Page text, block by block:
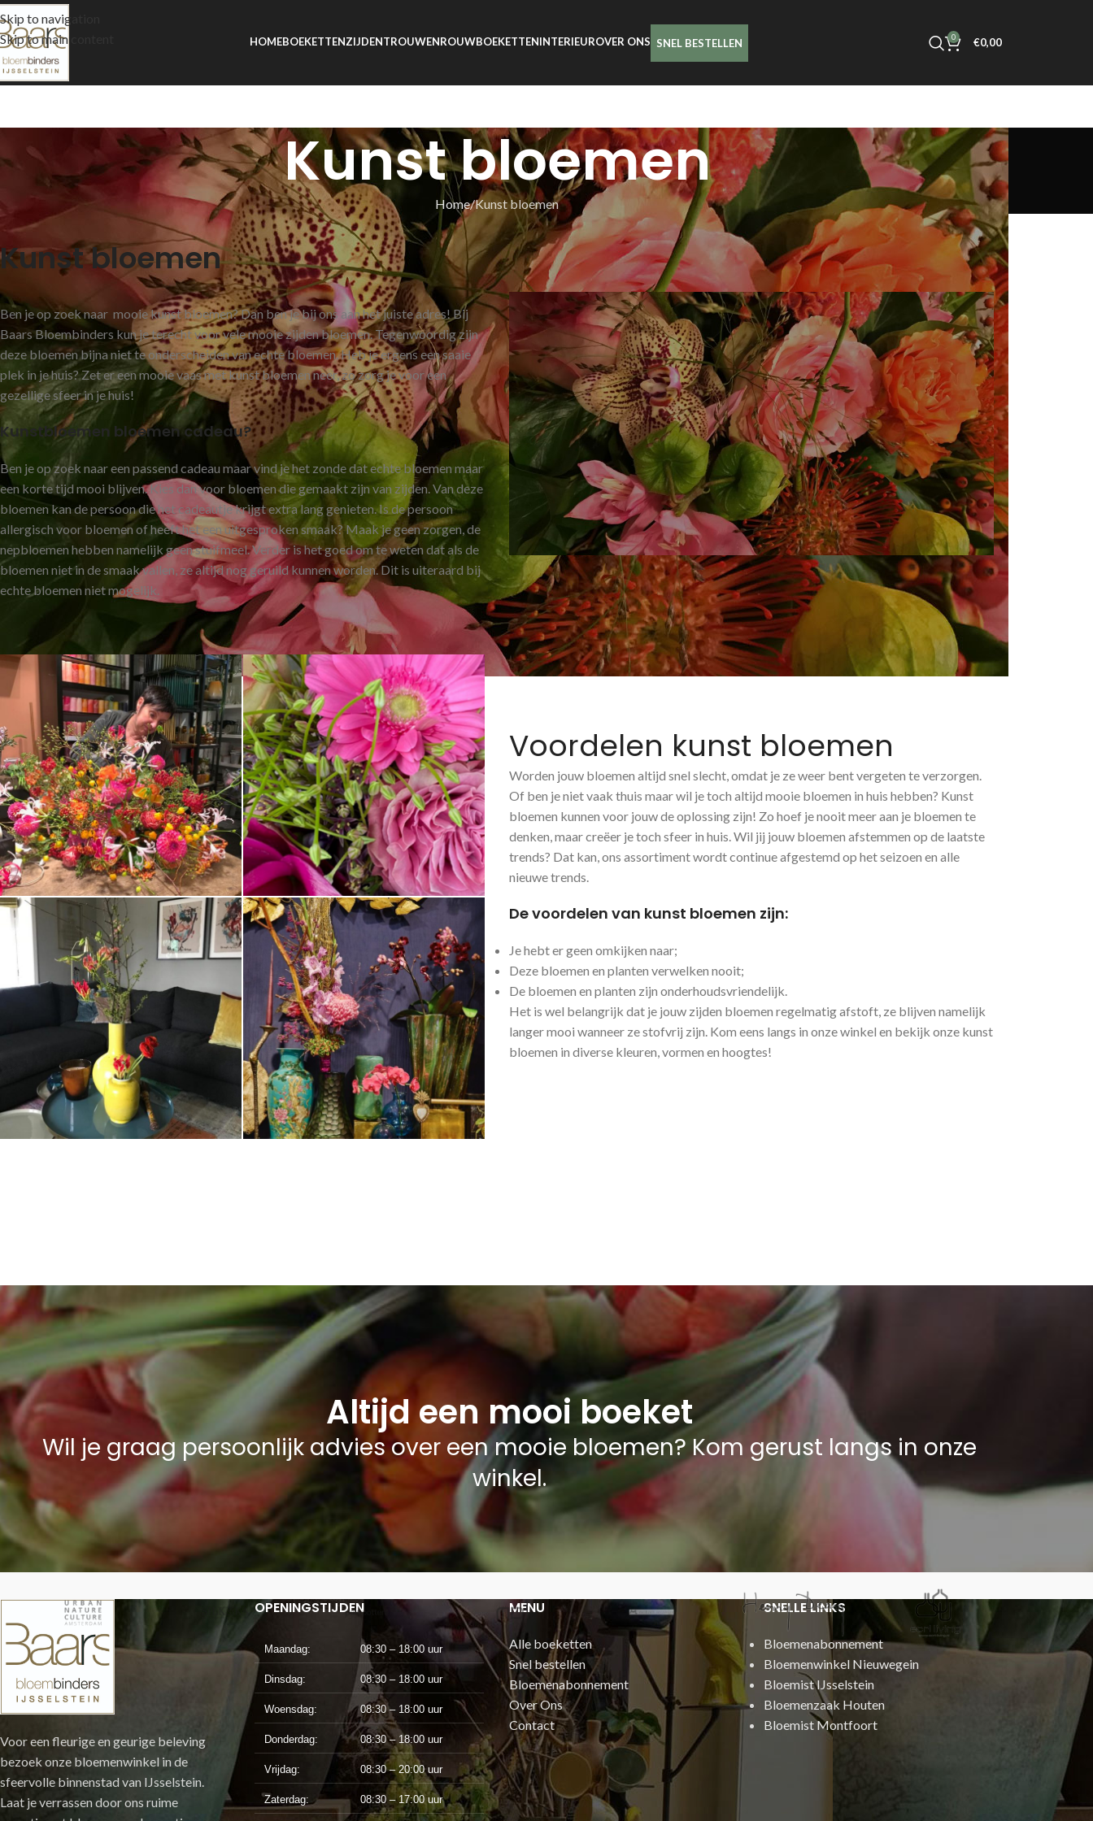
Skip to navigation
Skip to main content
HOMEBOEKETTENZIJDENTROUWENROUWBOEKETTENINTERIEUROVER ONS SNEL BESTELLEN 0 €0,00
Kunst bloemen
Home Kunst bloemen
Kunst bloemen
Ben je op zoek naar mooie kunst bloemen? Dan ben je bij ons aan het juiste adres! Bij
Baars Bloembinders kun je terecht voor vele mooie zijden bloemen. Tegenwoordig zijn
deze bloemen bijna niet te onderscheiden van echte bloemen. Heb je ergens een saaie
plek in je huis? Zet er een mooie vaas met kunst bloemen neer, zo zorg je voor een
gezellige sfeer in je huis!
Kunstbloemen bloemen cadeau?
Ben je op zoek naar een passend cadeau maar vind je het zonde dat echte bloemen maar
een korte tijd mooi blijven. Kies dan voor bloemen die gemaakt zijn van zijden. Van deze
bloemen kan de persoon die het cadeautje krijgt extra lang genieten. Is de persoon
allergisch voor bloemen of heeft het een uitgesproken smaak? Maak je geen zorgen, de
nepbloemen hebben namelijk geen stuifmeel. Verder is het goed om te weten dat als de
bloemen niet in de smaak vallen, ze altijd nog geruild kunnen worden. Dit is uiteraard bij
echte bloemen niet mogelijk.
Voordelen kunst bloemen
Worden jouw bloemen altijd snel slecht, omdat je ze weer bent vergeten te verzorgen.
Of ben je niet vaak thuis maar wil je toch altijd mooie bloemen in huis hebben? Kunst
bloemen kunnen voor jouw de oplossing zijn! Zo hoef je nooit meer aan je bloemen te
denken, maar creëer je toch sfeer in huis. Wil jij jouw bloemen afstemmen op de laatste
trends? Dat kan, ons assortiment wordt continue afgestemd op het seizoen en alle
nieuwe trends.
De voordelen van kunst bloemen zijn:
Je hebt er geen omkijken naar;
Deze bloemen en planten verwelken nooit;
De bloemen en planten zijn onderhoudsvriendelijk.
Het is wel belangrijk dat je jouw zijden bloemen regelmatig afstoft, ze blijven namelijk
langer mooi wanneer ze stofvrij zijn. Kom eens langs in onze winkel en bekijk onze kunst
bloemen in diverse kleuren, vormen en hoogtes!
Altijd een mooi boeket
Wil je graag persoonlijk advies over een mooie bloemen? Kom gerust langs in onze
winkel.
Voor een fleurige en geurige beleving
bezoek onze bloemenwinkel in de
sfeervolle binnenstad van IJsselstein.
Laat je verrassen door ons ruime
OPENINGSTIJDEN
Maandag: 08:30 – 18:00 uur
Dinsdag: 08:30 – 18:00 uur
Woensdag: 08:30 – 18:00 uur
Donderdag: 08:30 – 18:00 uur
Vrijdag: 08:30 – 20:00 uur
Zaterdag: 08:30 – 17:00 uur
MENU
Alle boeketten
Snel bestellen
Bloemenabonnement
Over Ons
Contact
SNELLE LINKS
Bloemenabonnement
Bloemenwinkel Nieuwegein
Bloemist IJsselstein
Bloemenzaak Houten
Bloemist Montfoort